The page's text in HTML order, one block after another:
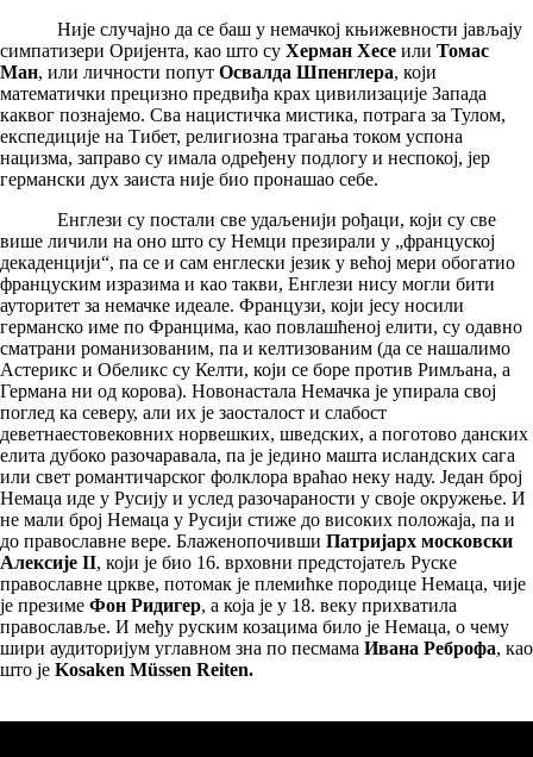
Није случајно да се баш у немачкој књижевности јављају
симпатизери Оријента, као што су Херман Хесе или Томас
Ман, или личности попут Освалда Шпенглера, који
математички прецизно предвиђа крах цивилизације Запада
каквог познајемо. Сва нацистичка мистика, потрага за Тулом,
експедиције на Тибет, религиозна трагања током успона
нацизма, заправо су имала одређену подлогу и неспокој, јер
германски дух заиста није био пронашао себе.
Енглези су постали све удаљенији рођаци, који су све
више личили на оно што су Немци презирали у „француској
декаденцији“, па се и сам енглески језик у већој мери обогатио
француским изразима и као такви, Енглези нису могли бити
ауторитет за немачке идеале. Французи, који јесу носили
германско име по Францима, као повлашћеној елити, су одавно
сматрани романизованим, па и келтизованим (да се нашалимо
Астерикс и Обеликс су Келти, који се боре против Римљана, а
Германа ни од корова). Новонастала Немачка је упирала свој
поглед ка северу, али их је заосталост и слабост
деветнаестовековних норвешких, шведских, а поготово данских
елита дубоко разочаравала, па је једино машта исландских сага
или свет романтичарског фолклора враћао неку наду. Један број
Немаца иде у Русију и услед разочараности у своје окружење. И
не мали број Немаца у Русији стиже до високих положаја, па и
до православне вере. Блаженопочивши Патријарх московски
Алексије II, који је био 16. врховни предстојатељ Руске
православне цркве, потомак је племићке породице Немаца, чије
је презиме Фон Ридигер, а која је у 18. веку прихватила
православље. И међу руским козацима било је Немаца, о чему
шири аудиторијум углавном зна по песмама Ивана Реброфа, као
што је Kosaken Müssen Reiten.